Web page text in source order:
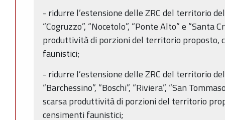
- ridurre l’estensione delle ZRC del territorio
“Cogruzzo”, “Nocetolo”, “Ponte Alto” e “Santa
produttività di porzioni del territorio proposto,
faunistici;
- ridurre l’estensione delle ZRC del territorio
“Barchessino”, “Boschi”, “Riviera”, “San
scarsa produttività di porzioni del territorio
censimenti faunistici;